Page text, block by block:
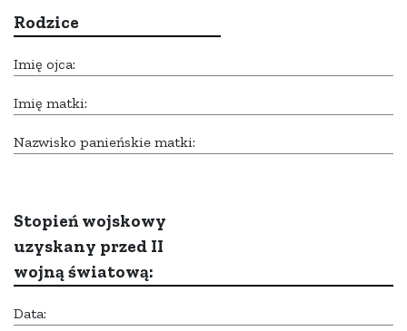
Rodzice
Imię ojca:
Imię matki:
Nazwisko panieńskie matki:
Stopień wojskowy
uzyskany przed II
wojną światową:
Data: